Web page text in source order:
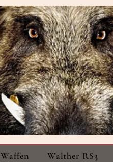
Waffen Walther RS3